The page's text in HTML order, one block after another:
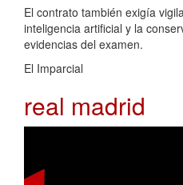
El contrato también exigía
inteligencia artificial y la
evidencias del examen.
El Imparcial
real madrid